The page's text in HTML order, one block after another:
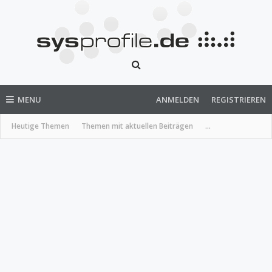
MENU
Heutige Themen Themen mit aktuellen Beiträgen ...
ANMELDEN REGISTRIEREN